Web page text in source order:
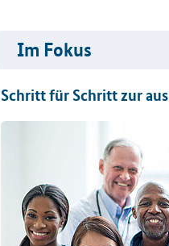
Im Fokus
Schritt für Schritt zur